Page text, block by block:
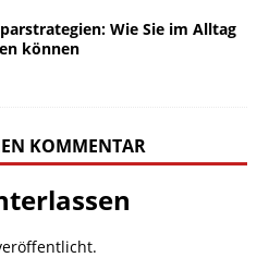
Wie Sie im Alltag
können
KOMMENTAR